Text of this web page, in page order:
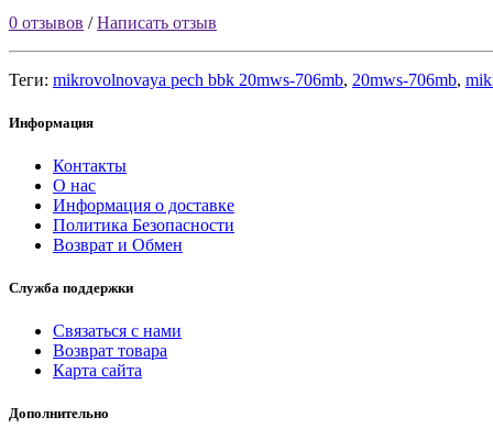
0 отзывов /Написать отзыв
Теги: mikrovolnovaya pech bbk 20mws-706mb, 20mws-706mb,
Информация
Контакты
О нас
Информация о доставке
Политика Безопасности
Возврат и Обмен
Служба поддержки
Связаться с нами
Возврат товара
Карта сайта
Дополнительно